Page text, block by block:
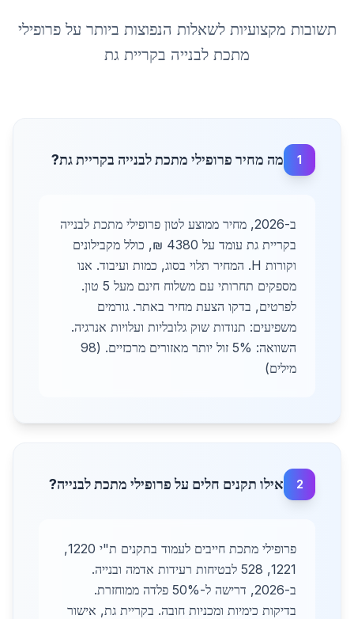
תשובות מקצועיות לשאלות הנפוצות ביותר עלפרופילי
מתכת לבנייה בקריית גת
1 מה מחיר פרופילי מתכת לבנייה בקריית גת?
ב-2026, מחיר ממוצע לטון פרופילי מתכת לבנייה
בקריית גת עומד על 4380 ₪, כולל מקבילונים
וקורות H. המחיר תלוי בסוג, כמות ועיבוד. אנו
מספקים תחרותי עם משלוח חינם מעל 5 טון.
לפרטים, בדקו הצעת מחיר באתר. גורמים
משפיעים: תנודות שוק גלובליות ועלויות אנרגיה.
השוואה: 5% זול יותר מאזורים מרכזיים. (98
מילים)
2 אילו תקנים חלים על פרופילי מתכת לבנייה?
פרופילי מתכת חייבים לעמוד בתקנים ת"י 1220,
1221, 528 לבטיחות רעידות אדמה ובנייה.
ב-2026, דרישה ל-50% פלדה ממוחזרת.
בדיקות כימיות ומכניות חובה. בקריית גת, אישור